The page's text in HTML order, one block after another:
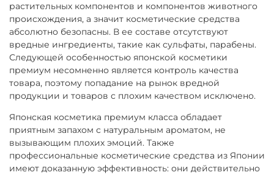
растительных компонентов и компонентов животного
происхождения, а значит косметические средства
абсолютно безопасны. В ее составе отсутствуют
вредные ингредиенты, такие как сульфаты, парабены.
Следующей особенностью японской косметики
премиум несомненно является контроль качества
товара, поэтому попадание на рынок вредной
продукции и товаров с плохим качеством исключено.
Японская косметика премиум класса обладает
приятным запахом с натуральным ароматом, не
вызывающим плохих эмоций. Также
профессиональные косметические средства из Японии
имеют доказанную эффективность: они действительно